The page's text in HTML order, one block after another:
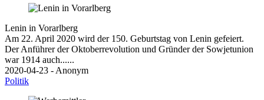
Lenin in Vorarlberg
Am 22. April 2020 wird der 150. Geburtstag von Lenin gefeiert.
Der Anführer der Oktoberrevolution und Gründer der Sowjetunion
war 1914 auch......
2020-04-23 - Anonym
Politik